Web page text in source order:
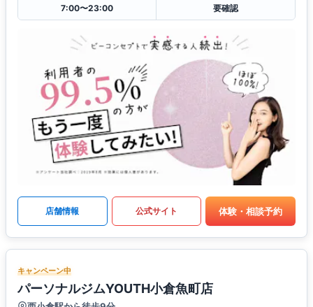
7:00〜23:00
要確認
店舗情報 公式サイト 体験・相談予約
キャンペーン中
パーソナルジムYOUTH小倉魚町店